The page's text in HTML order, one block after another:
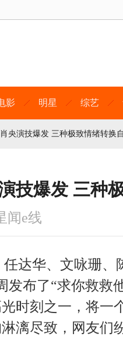
影 明星 综艺
肖央演技爆发 三种极致情绪转换
技爆发 三种
闻e线
达华、文咏珊、
发布了“求你救救
时刻之一，将一
漓尽致，网友们